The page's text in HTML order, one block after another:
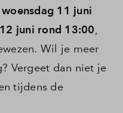
woensdag 11 juni
juni rond 13:00,
Wil je meer
Vergeet dan niet je
tijdens de